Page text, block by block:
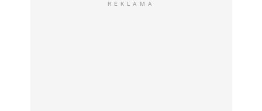
REKLAMA